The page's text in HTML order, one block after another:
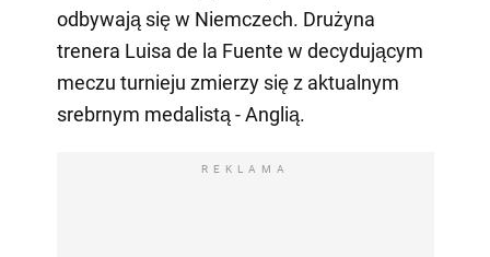
odbywają się w Niemczech. Drużyna
trenera Luisa de la Fuente w decydującym
meczu turnieju zmierzy się z aktualnym
srebrnym medalistą - Anglią.
REKLAMA